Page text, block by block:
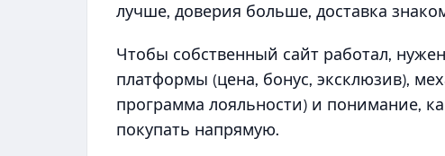
лучше, доверия больше, доставка
Чтобы собственный сайт работал,
платформы (цена, бонус, эксклюзив),
программа лояльности) и понимание,
покупать напрямую.